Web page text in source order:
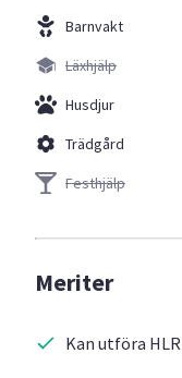
Barnvakt
Läxhjälp
Husdjur
Trädgård
Festhjälp
Meriter
Kan utföra HLR